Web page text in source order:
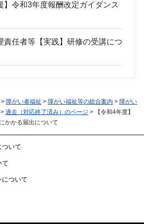
】令和3年度報酬改定ガイダンス
責任者等【実践】研修の受講につ
> 障がい者福祉 > 障がい福祉等の総合案内 > 障がい
> 過去（対応終了済み）のページ > 【令和4年度】
かかる届出について
ついて
て
ついて